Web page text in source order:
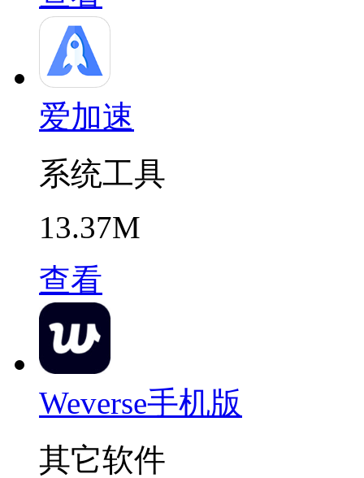
爱加速
系统工具
13.37M
查看
Weverse手机版
其它软件